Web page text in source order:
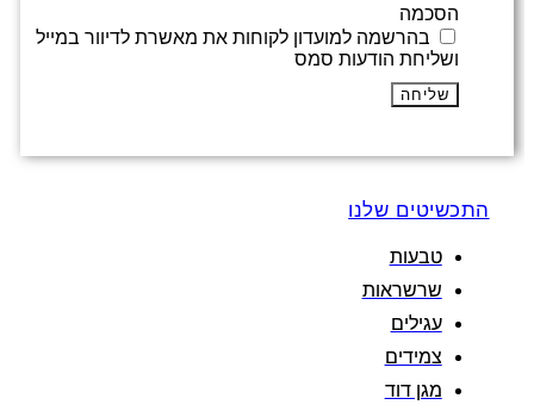
הסכמה
בהרשמה למועדון לקוחות את מאשרת לדיוור במייל
ושליחת הודעות סמס
שליחה
התכשיטים שלנו
טבעות
שרשראות
עגילים
צמידים
מגן דוד